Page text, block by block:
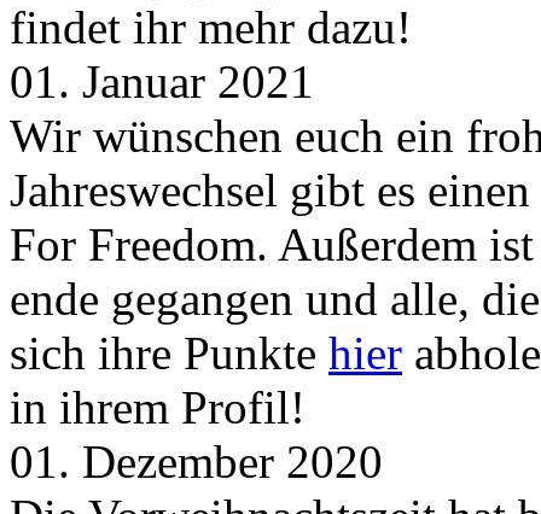
findet ihr mehr dazu!
01. Januar 2021
Wir wünschen euch ein
Jahreswechsel gibt es einen
For Freedom. Außerdem
ende gegangen und alle,
sich ihre Punkte hier
in ihrem Profil!
01. Dezember 2020